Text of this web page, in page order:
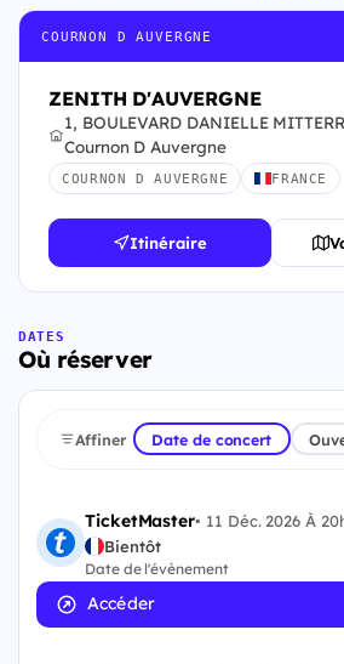
COURNON D AUVERGNE
ZENITH D'AUVERGNE
1, BOULEVARD DANIELLE
Cournon D Auvergne
COURNON D AUVERGNE FRANCE
Itinéraire
DATES
Où réserver
Affiner Date de concert
TicketMaster• 11 Déc. 2026 À
Bientôt
Date de l'évènement
Accéder